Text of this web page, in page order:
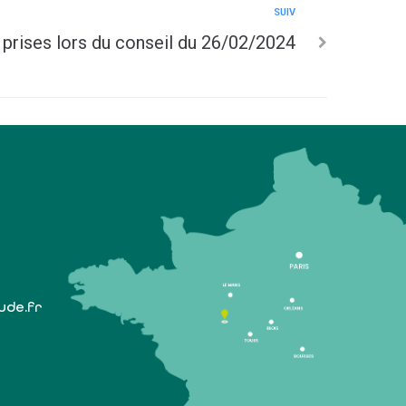
SUIV
lors du conseil du 26/02/2024